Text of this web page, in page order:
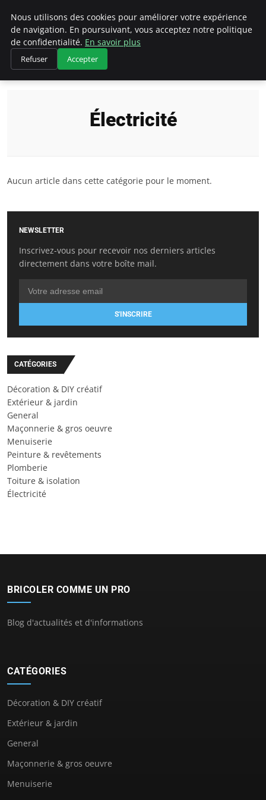
Bricoler Comme Un Pro
Accueil Électricité
Électricité
Aucun article dans cette catégorie pour le moment.
NEWSLETTER
Inscrivez-vous pour recevoir nos derniers articles
directement dans votre boîte mail.
S'INSCRIRE
CATÉGORIES
Décoration & DIY créatif
Extérieur & jardin
General
Maçonnerie & gros oeuvre
Menuiserie
Peinture & revêtements
Plomberie
Toiture & isolation
Électricité
BRICOLER COMME UN PRO
Blog d'actualités et d'informations
CATÉGORIES
Décoration & DIY créatif
Extérieur & jardin
General
Maçonnerie & gros oeuvre
Menuiserie
Nous utilisons des cookies pour améliorer votre expérience
de navigation. En poursuivant, vous acceptez notre politique
de confidentialité. En savoir plus
Refuser Accepter